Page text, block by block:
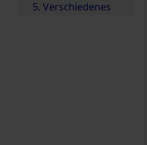
5. Verschiedenes